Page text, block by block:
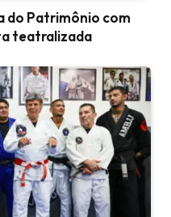
do Patrimônio com
teatralizada